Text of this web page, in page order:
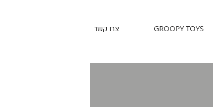
צרו קשר GROOPY TOYS